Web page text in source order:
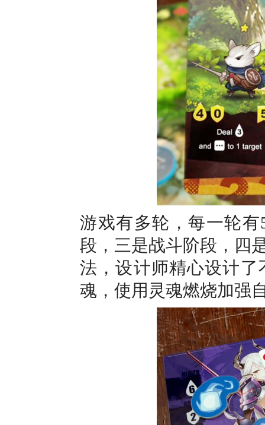
游戏有多轮，每一轮
段，三是战斗阶段，四
法，设计师精心设计
魂，使用灵魂燃烧加强